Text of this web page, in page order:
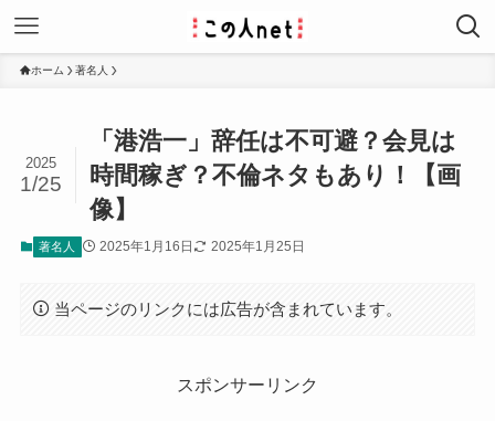
ホーム 著名人
「港浩一」辞任は不可避？会見は
時間稼ぎ？不倫ネタもあり！【画
像】
2025
1/25
著名人 2025年1月16日 2025年1月25日
当ページのリンクには広告が含まれています。
スポンサーリンク